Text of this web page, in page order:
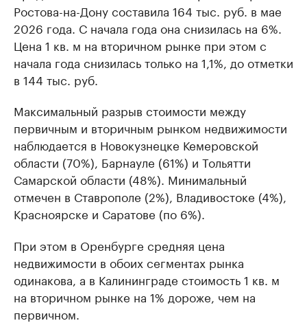
Ростова-на-Дону составила 164 тыс. руб. в мае
2026 года. С начала года она снизилась на 6%.
Цена 1 кв. м на вторичном рынке при этом с
начала года снизилась только на 1,1%, до отметки
в 144 тыс. руб.
Максимальный разрыв стоимости между
первичным и вторичным рынком недвижимости
наблюдается в Новокузнецке Кемеровской
области (70%), Барнауле (61%) и Тольятти
Самарской области (48%). Минимальный
отмечен в Ставрополе (2%), Владивостоке (4%),
Красноярске и Саратове (по 6%).
При этом в Оренбурге средняя цена
недвижимости в обоих сегментах рынка
одинакова, а в Калининграде стоимость 1 кв. м
на вторичном рынке на 1% дороже, чем на
первичном.